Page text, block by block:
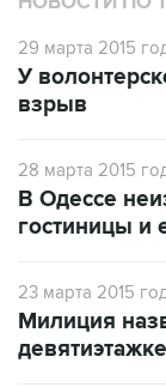
29 марта 2015
У
взрыв
28 марта 2015
В Одессе
гостиницы и
23 марта 2015
Милиция
девятиэтажке